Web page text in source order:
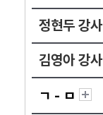
정현두 강사
김영아 강사
ㄱ - ㅁ